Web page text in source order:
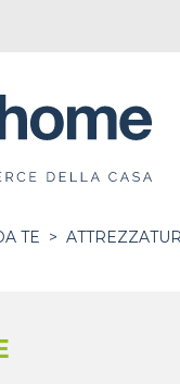
TE >